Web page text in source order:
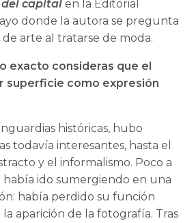
del capital en la Editorial
donde la autora se pregunta
arte al tratarse de moda.
exacto consideras que el
superficie como expresión
históricas, hubo
todavía interesantes, hasta el
y el informalismo. Poco a
había ido sumergiendo en una
había perdido su función
aparición de la fotografía. Tras